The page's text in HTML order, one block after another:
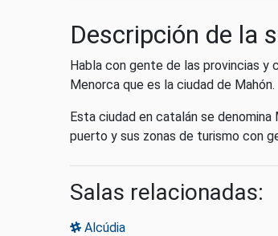
Descripción de la
Habla con gente de las provincias
Menorca que es la ciudad de Mahón.
Esta ciudad en catalán se
puerto y sus zonas de turismo con
Salas relacionadas:
Alcúdia